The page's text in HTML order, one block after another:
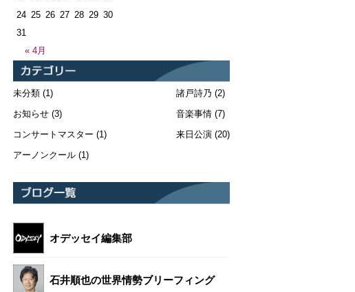
« 4月
24 25 26 27 28 29 30
31
未分類 (1)
お知らせ (3)
コンサートマスター (1)
アーノンクール (1)
諸戸詩乃 (2)
音楽事情(7)
来日公演(20)
オデッセイ編集部
石井順也の世界情勢ブリーフィング